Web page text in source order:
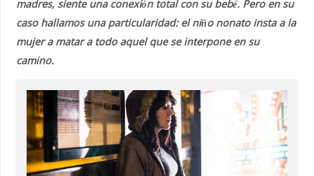
madres, siente una conexión total con su bebé. Pero en su
caso hallamos una particularidad: el niño nonato insta a la
mujer a matar a todo aquel que se interpone en su
camino.